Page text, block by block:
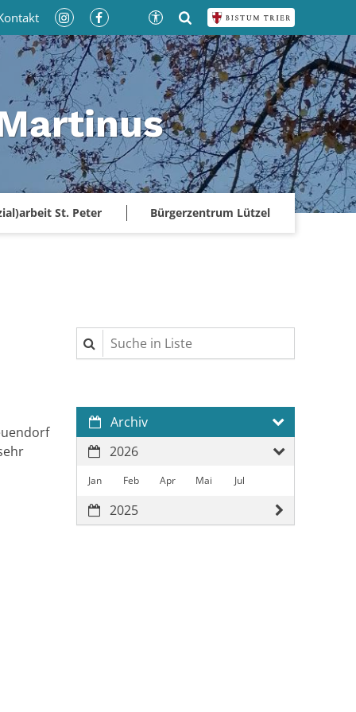
St. Peter Bürgerzentrum Lützel
Suche in Liste
Archiv
2026
Jan Feb Apr Mai Jul
2025